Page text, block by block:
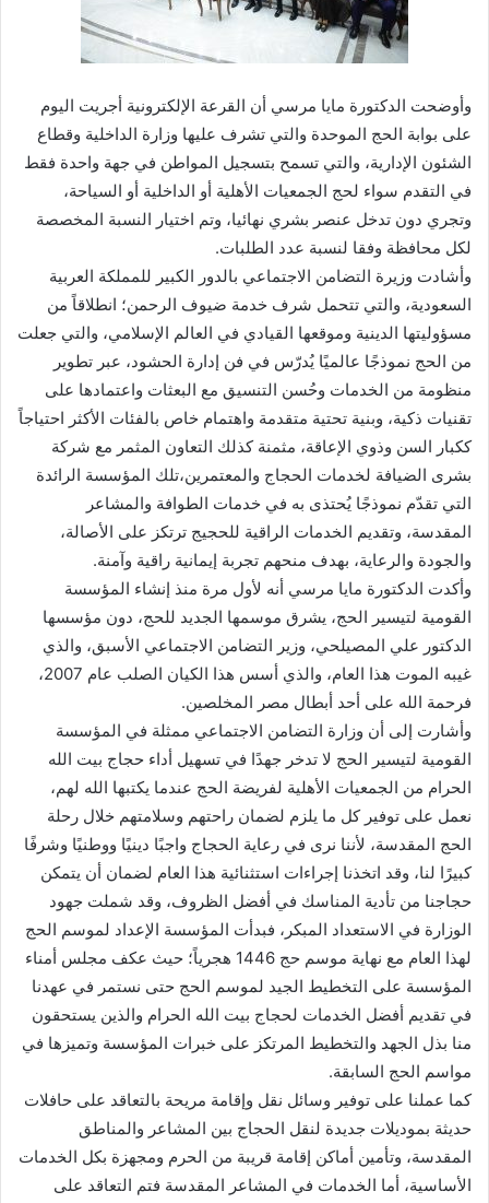
وأوضحت الدكتورة مايا مرسي أن القرعة الإلكترونية أجريت اليوم
على بوابة الحج الموحدة والتي تشرف عليها وزارة الداخلية وقطاع
الشئون الإدارية، والتي تسمح بتسجيل المواطن في جهة واحدة فقط
في التقدم سواء لحج الجمعيات الأهلية أو الداخلية أو السياحة،
وتجري دون تدخل عنصر بشري نهائيا، وتم اختيار النسبة المخصصة
لكل محافظة وفقا لنسبة عدد الطلبات.
وأشادت وزيرة التضامن الاجتماعي بالدور الكبير للمملكة العربية
السعودية، والتي تتحمل شرف خدمة ضيوف الرحمن؛ انطلاقاً من
مسؤوليتها الدينية وموقعها القيادي في العالم الإسلامي، والتي جعلت
من الحج نموذجًا عالميًا يُدرّس في فن إدارة الحشود، عبر تطوير
منظومة من الخدمات وحُسن التنسيق مع البعثات واعتمادها على
تقنيات ذكية، وبنية تحتية متقدمة واهتمام خاص بالفئات الأكثر احتياجاً
ككبار السن وذوي الإعاقة، مثمنة كذلك التعاون المثمر مع شركة
بشرى الضيافة لخدمات الحجاج والمعتمرين،تلك المؤسسة الرائدة
التي تقدّم نموذجًا يُحتذى به في خدمات الطوافة والمشاعر
المقدسة، وتقديم الخدمات الراقية للحجيج ترتكز على الأصالة،
والجودة والرعاية، بهدف منحهم تجربة إيمانية راقية وآمنة.
وأكدت الدكتورة مايا مرسي أنه لأول مرة منذ إنشاء المؤسسة
القومية لتيسير الحج، يشرق موسمها الجديد للحج، دون مؤسسها
الدكتور علي المصيلحي، وزير التضامن الاجتماعي الأسبق، والذي
غيبه الموت هذا العام، والذي أسس هذا الكيان الصلب عام 2007،
فرحمة الله على أحد أبطال مصر المخلصين.
وأشارت إلى أن وزارة التضامن الاجتماعي ممثلة في المؤسسة
القومية لتيسير الحج لا تدخر جهدًا في تسهيل أداء حجاج بيت الله
الحرام من الجمعيات الأهلية لفريضة الحج عندما يكتبها الله لهم،
نعمل على توفير كل ما يلزم لضمان راحتهم وسلامتهم خلال رحلة
الحج المقدسة، لأننا نرى في رعاية الحجاج واجبًا دينيًا ووطنيًا وشرفًا
كبيرًا لنا، وقد اتخذنا إجراءات استثنائية هذا العام لضمان أن يتمكن
حجاجنا من تأدية المناسك في أفضل الظروف، وقد شملت جهود
الوزارة في الاستعداد المبكر، فبدأت المؤسسة الإعداد لموسم الحج
لهذا العام مع نهاية موسم حج 1446 هجرياً؛ حيث عكف مجلس أمناء
المؤسسة على التخطيط الجيد لموسم الحج حتى نستمر في عهدنا
في تقديم أفضل الخدمات لحجاج بيت الله الحرام والذين يستحقون
منا بذل الجهد والتخطيط المرتكز على خبرات المؤسسة وتميزها في
مواسم الحج السابقة.
كما عملنا على توفير وسائل نقل وإقامة مريحة بالتعاقد على حافلات
حديثة بموديلات جديدة لنقل الحجاج بين المشاعر والمناطق
المقدسة، وتأمين أماكن إقامة قريبة من الحرم ومجهزة بكل الخدمات
الأساسية، أما الخدمات في المشاعر المقدسة فتم التعاقد على